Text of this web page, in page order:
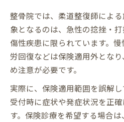
整骨院では、柔道整復師によ
象となるのは、急性の捻挫・
傷性疾患に限られています。
労回復などは保険適用外とな
め注意が必要です。
実際に、保険適用範囲を誤解し
受付時に症状や発症状況を正
す。保険診療を希望する場合